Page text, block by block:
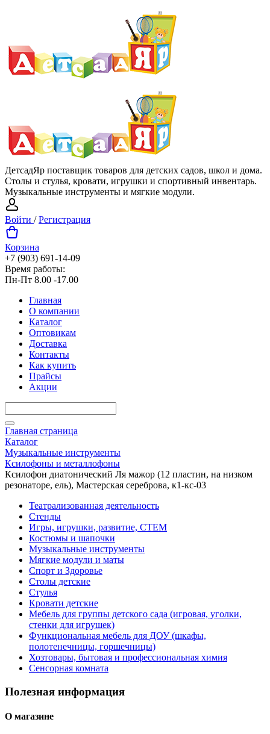
ДетсадЯр поставщик товаров для детских садов, школ и дома.
Столы и стулья, кровати, игрушки и спортивный инвентарь.
Музыкальные инструменты и мягкие модули.
Войти /Регистрация
Корзина
+7 (903) 691-14-09
Время работы:
Пн-Пт 8.00 -17.00
Главная
О компании
Каталог
Оптовикам
Доставка
Контакты
Как купить
Прайсы
Акции
Главная страница
Каталог
Музыкальные инструменты
Ксилофоны и металлофоны
Ксилофон диатонический Ля мажор (12 пластин, на низком
резонаторе, ель), Мастерская сереброва, к1-кс-03
Театрализованная деятельность
Стенды
Игры, игрушки, развитие, СТЕМ
Костюмы и шапочки
Музыкальные инструменты
Мягкие модули и маты
Спорт и Здоровье
Столы детские
Стулья
Кровати детские
Мебель для группы детского сада (игровая, уголки,
стенки для игрушек)
Функциональная мебель для ДОУ (шкафы,
полотенечницы, горшечницы)
Хозтовары, бытовая и профессиональная химия
Сенсорная комната
Полезная информация
О магазине